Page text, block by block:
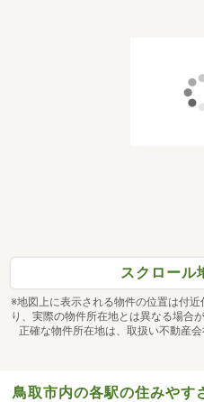
スクロール
※地図上に表示される物件の位置は付
り、実際の物件所在地とは異なる場合が
正確な物件所在地は、取扱い不動産会
鳥取市内の各駅の住みやす